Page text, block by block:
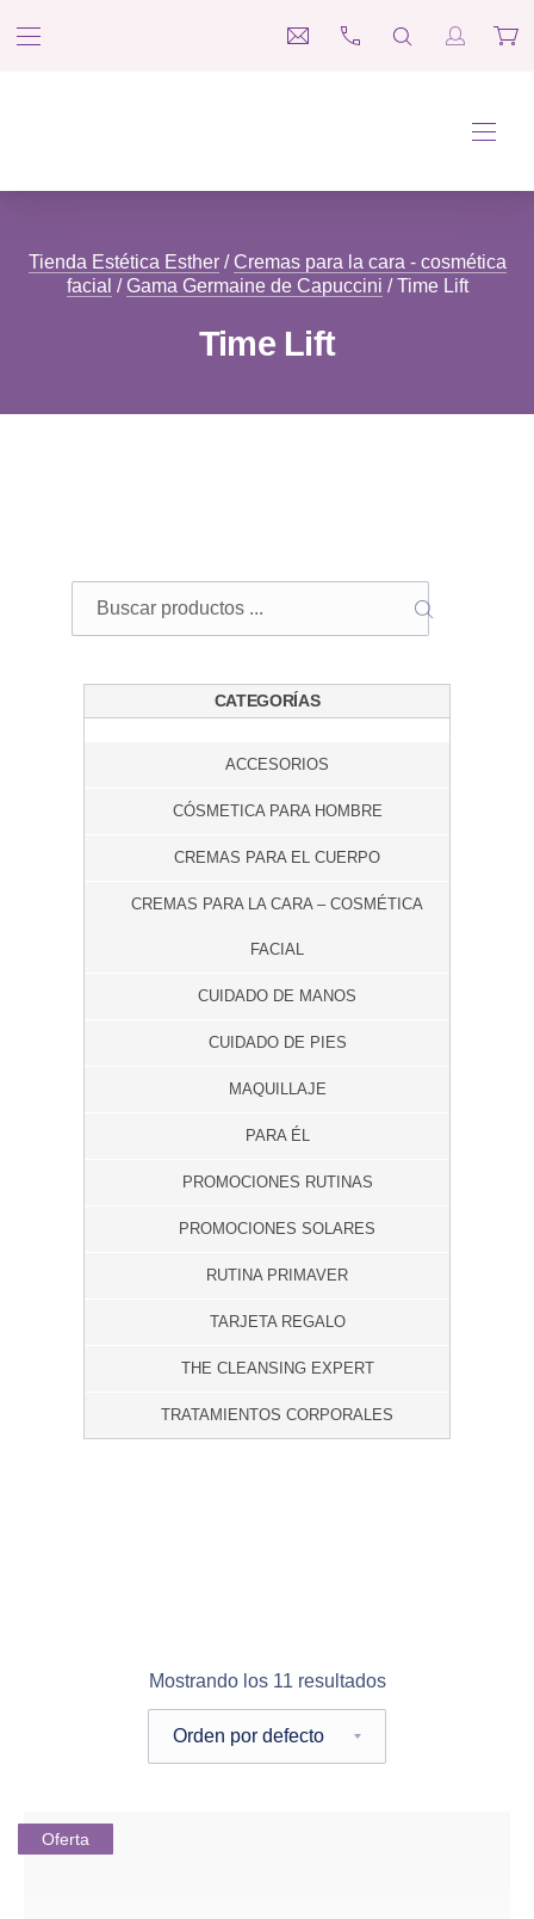
BAR NAVIGATION
Tienda Estética Esther/Cremas para la cara - cosmética
facial /Gama Germaine de Capuccini / Time Lift
Time Lift
Buscar
BUSCAR
CATEGORÍAS
ACCESORIOS
CÓSMETICA PARA HOMBRE
CREMAS PARA EL CUERPO
CREMAS PARA LA CARA – COSMÉTICA
FACIAL
CUIDADO DE MANOS
CUIDADO DE PIES
MAQUILLAJE
PARA ÉL
PROMOCIONES RUTINAS
PROMOCIONES SOLARES
RUTINA PRIMAVER
TARJETA REGALO
THE CLEANSING EXPERT
TRATAMIENTOS CORPORALES
Mostrando los 11 resultados
Pedido de la tienda
Oferta